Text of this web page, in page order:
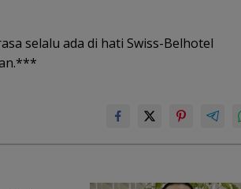
selalu ada di hati Swiss-Belhotel